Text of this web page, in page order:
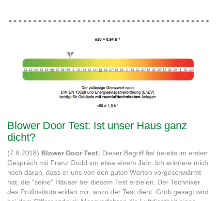
Blower Door Test: Ist unser Haus ganz
dicht?
(7.8.2018) Blower Door Test: Dieser Begriff fiel bereits im ersten
Gespräch mit Franz Grübl vor etwa einem Jahr. Ich erinnere mich
noch daran, dass er uns von den guten Werten vorgeschwärmt
hat, die "seine" Häuser bei diesem Test erzielen. Der Techniker
des Prüfinstituts erklärt mir, wozu der Test dient. Grob gesagt wird